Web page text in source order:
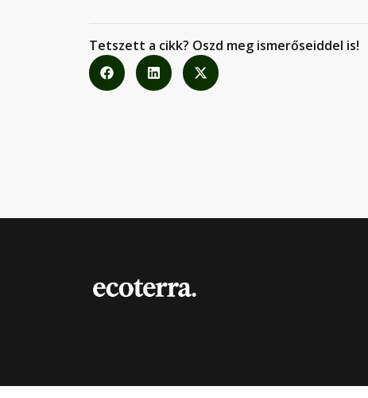
Tetszett a cikk? Oszd meg ismerőseiddel is!